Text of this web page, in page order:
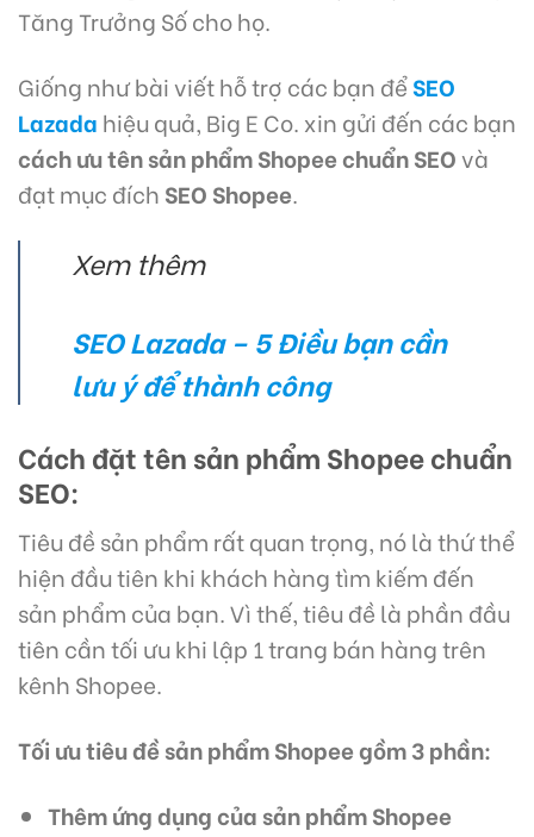
Tăng Trưởng Số cho họ.
Giống như bài viết hỗ trợ các bạn đểSEO
Lazada hiệu quả, Big E Co. xin gửi đến các bạn
cách ưu tên sản phẩm Shopee chuẩn SEOvà
đạt mục đích SEO Shopee.
Xem thêm
SEO Lazada – 5 Điều bạn cần
lưu ý để thành công
Cách đặt tên sản phẩm Shopee chuẩn
SEO:
Tiêu đề sản phẩm rất quan trọng, nó là thứ thể
hiện đầu tiên khi khách hàng tìm kiếm đến
sản phẩm của bạn. Vì thế, tiêu đề là phần đầu
tiên cần tối ưu khi lập 1 trang bán hàng trên
kênh Shopee.
Tối ưu tiêu đề sản phẩm Shopee gồm 3 phần:
Thêm ứng dụng của sản phẩm Shopee